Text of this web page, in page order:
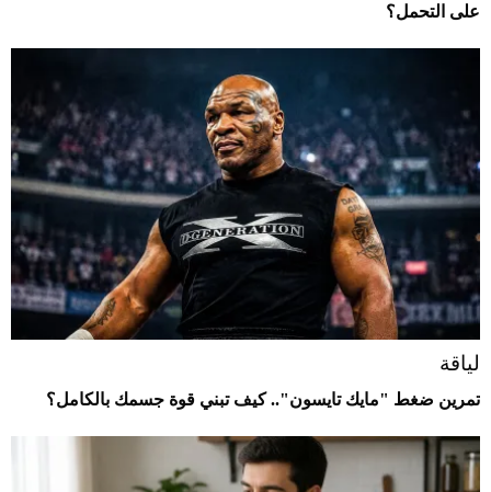
على التحمل؟
لياقة
تمرين ضغط "مايك تايسون".. كيف تبني قوة جسمك بالكامل؟